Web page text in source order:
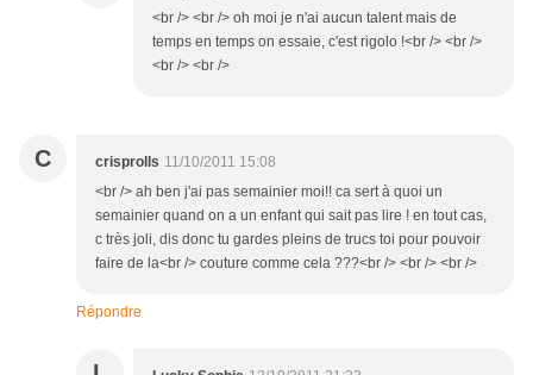
<br /> <br /> oh moi je n'ai aucun talent mais de
temps en temps on essaie, c'est rigolo !<br /> <br />
<br /> <br />
C crisprolls 11/10/2011 15:08
<br /> ah ben j'ai pas semainier moi!! ca sert à quoi un
semainier quand on a un enfant qui sait pas lire ! en tout cas,
c très joli, dis donc tu gardes pleins de trucs toi pour pouvoir
faire de la<br /> couture comme cela ???<br /> <br /> <br />
Répondre